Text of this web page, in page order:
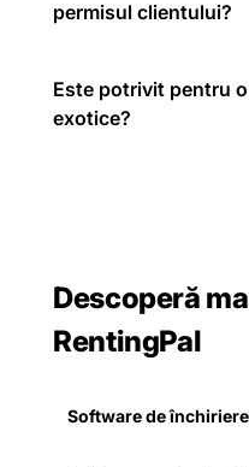
permisul clientului?
Este potrivit pentru
exotice?
Descoperă
RentingPal
Software de